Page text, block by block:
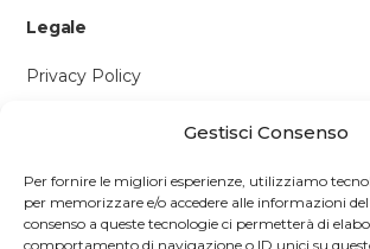
Gestisci Consenso
Per fornire le migliori esperienze, utilizziamo
per memorizzare e/o accedere alle informazioni
consenso a queste tecnologie ci permetterà di
comportamento di navigazione o ID unici su
Legale
Privacy Policy
Contattaci
Via P. Savi, 328